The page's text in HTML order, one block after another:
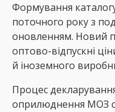
Формування
поточного року з
оновленням. Новий
оптово-відпускні
й іноземного
Процес
оприлюднення МОЗ